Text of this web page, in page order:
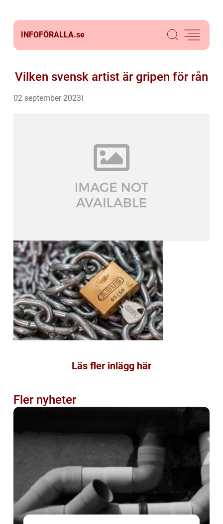
INFOFÖRALLA.se
Vilken svensk artist är gripen för rån
02 september 2023
Läs fler inlägg här
Fler nyheter